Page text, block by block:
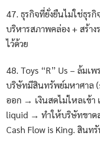
47. ธุรกิจที่ยั่งยืนไม่ใช่ธุร
บริหารสภาพคล่อง + สร้
ไว้ด้วย
48. Toys “R” Us – ล้มเ
บริษัทมีสินทรัพย์มหาศาล
ออก → เงินสดไม่ไหลเข้า
liquid → ทำให้บริษัทขาด
Cash Flow is King. สินท